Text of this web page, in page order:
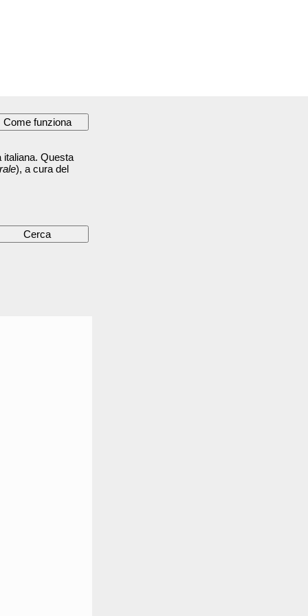
italiana. Questa
), a cura del